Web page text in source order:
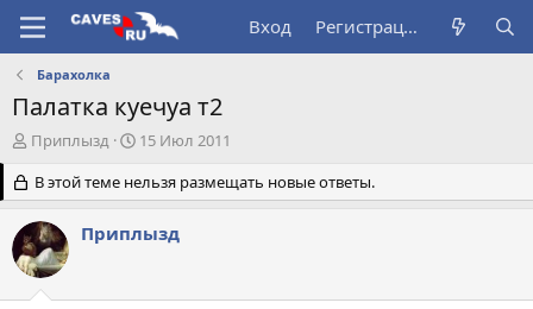
Вход Регистрация
Барахолка
Палатка куечуа т2
А
т
о
р
т
е
м
Приплызд
Д
т
а
а
15 Июл 2011
В этой теме нельзя размещать новые ответы.
Приплызд